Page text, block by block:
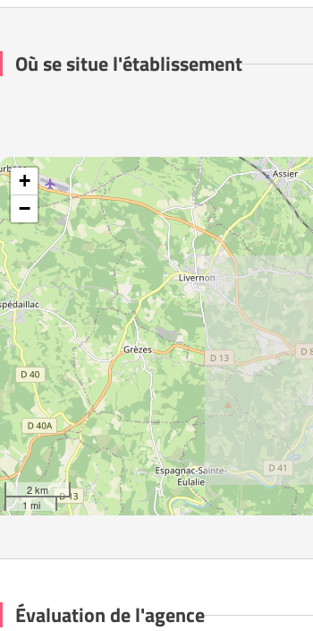
Où se situe l'établissement
+
−
2 km
1 mi
Évaluation de l'agence